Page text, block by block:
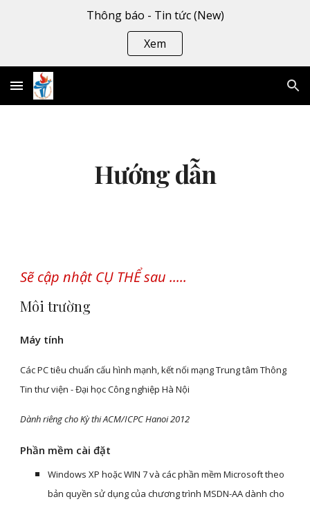
Skip to navigation
Thông báo - Tin tức (New)
Xem
Hướng dẫn
Sẽ cập nhật CỤ THỂ sau .....
Môi trường
Máy tính
Các PC tiêu chuẩn cấu hình mạnh, kết nối mạng Trung tâm Thông
Tin thư viện - Đại học Công nghiệp Hà Nội
Dành riêng cho Kỳ thi ACM/ICPC Hanoi 2012
Phần mềm cài đặt
Windows XP hoặc WIN 7 và các phần mềm Microsoft theo
bản quyền sử dụng của chương trình MSDN-AA dành cho